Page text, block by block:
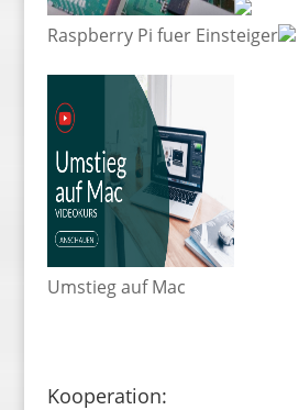
Raspberry Pi fuer Einsteiger
Umstieg auf Mac
Kooperation: